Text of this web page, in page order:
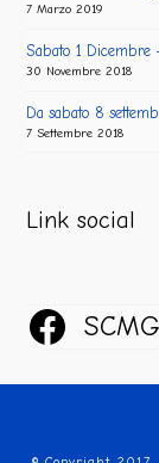
7 Marzo 2019
Sabato 1 Dicembre
30 Novembre 2018
Da sabato 8
7 Settembre 2018
Link social
SCMG